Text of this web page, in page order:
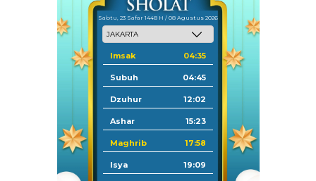
Sabtu, 23 Safar 1448 H / 08 Agustus 2026
Imsak 04:35
Subuh 04:45
Dzuhur 12:02
Ashar 15:23
Maghrib 17:58
Isya 19:09